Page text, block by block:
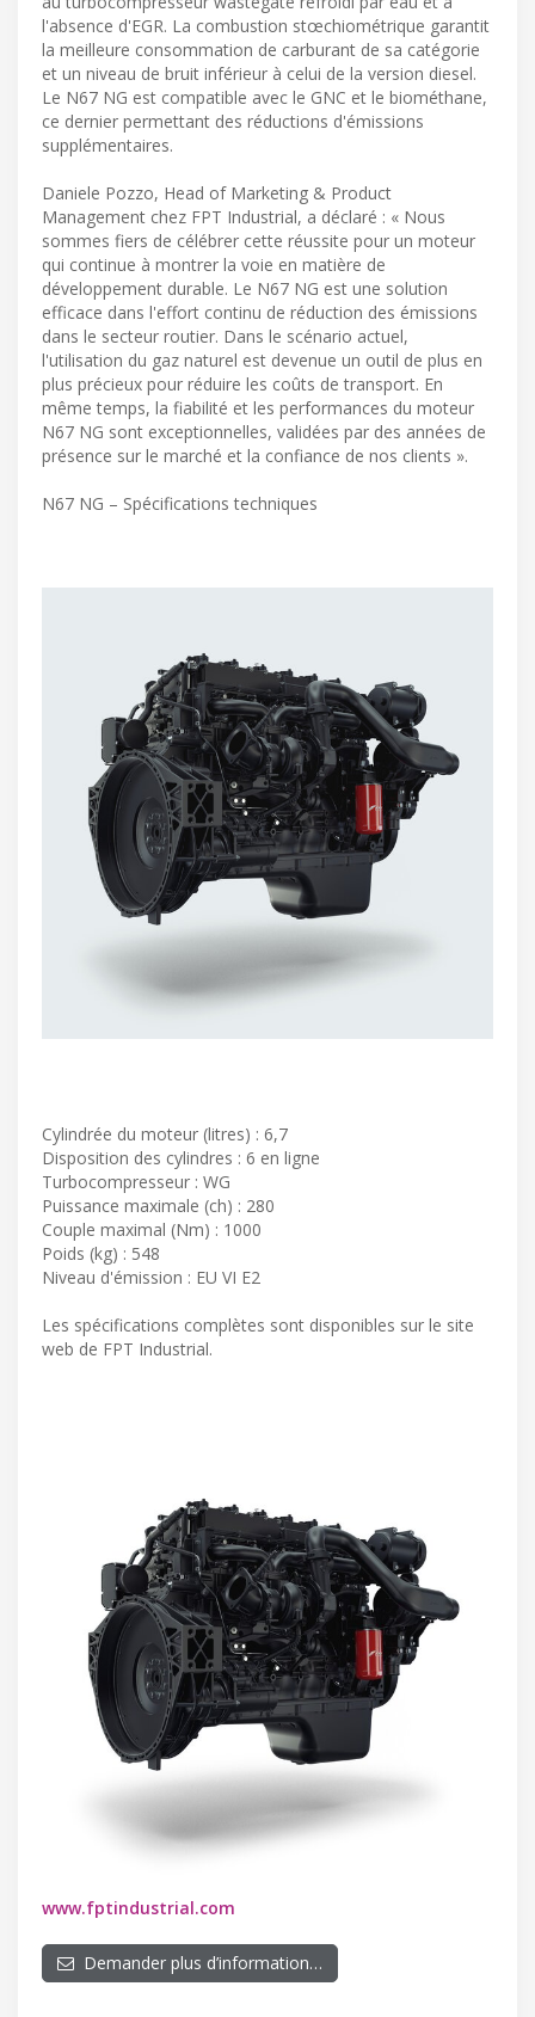
l'absence d'EGR. La combustion stœchiométrique garantit
la meilleure consommation de carburant de sa catégorie
et un niveau de bruit inférieur à celui de la version diesel.
Le N67 NG est compatible avec le GNC et le biométhane,
ce dernier permettant des réductions d'émissions
supplémentaires.
Daniele Pozzo, Head of Marketing & Product
Management chez FPT Industrial, a déclaré : « Nous
sommes fiers de célébrer cette réussite pour un moteur
qui continue à montrer la voie en matière de
développement durable. Le N67 NG est une solution
efficace dans l'effort continu de réduction des émissions
dans le secteur routier. Dans le scénario actuel,
l'utilisation du gaz naturel est devenue un outil de plus en
plus précieux pour réduire les coûts de transport. En
même temps, la fiabilité et les performances du moteur
N67 NG sont exceptionnelles, validées par des années de
présence sur le marché et la confiance de nos clients ».
N67 NG – Spécifications techniques
Cylindrée du moteur (litres) : 6,7
Disposition des cylindres : 6 en ligne
Turbocompresseur : WG
Puissance maximale (ch) : 280
Couple maximal (Nm) : 1000
Poids (kg) : 548
Niveau d'émission : EU VI E2
Les spécifications complètes sont disponibles sur le site
web de FPT Industrial.
www.fptindustrial.com
Demander plus d’information…